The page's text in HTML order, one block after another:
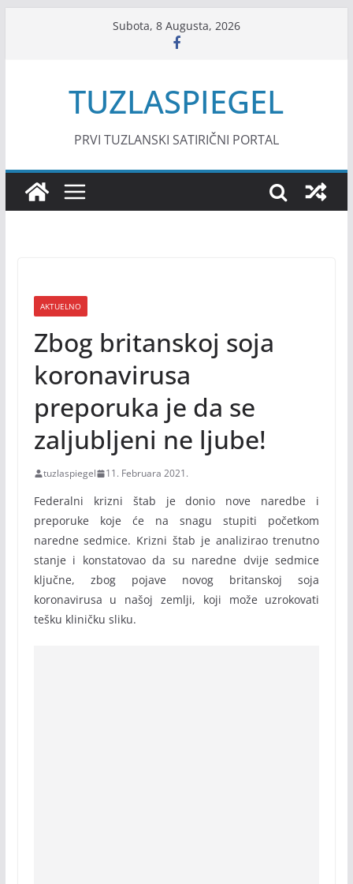
Subota, 8 Augusta, 2026
TUZLASPIEGEL
PRVI TUZLANSKI SATIRIČNI PORTAL
AKTUELNO
Zbog britanskoj soja
koronavirusa
preporuka je da se
zaljubljeni ne ljube!
tuzlaspiegel 11. Februara 2021.
Federalni krizni štab je donio nove naredbe i
preporuke koje će na snagu stupiti početkom
naredne sedmice. Krizni štab je analizirao trenutno
stanje i konstatovao da su naredne dvije sedmice
ključne, zbog pojave novog britanskoj soja
koronavirusa u našoj zemlji, koji može uzrokovati
tešku kliničku sliku.